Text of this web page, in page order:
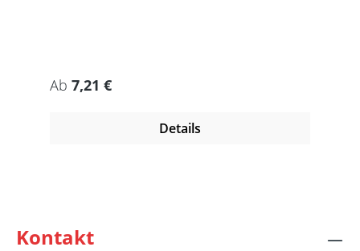
Regulärer Preis:
Ab 7,21 €
Details
Kontakt